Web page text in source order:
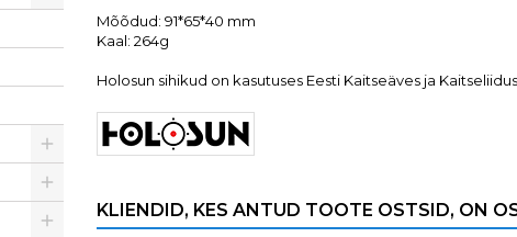
Mõõdud: 91*65*40 mm
Kaal: 264g
Holosun sihikud on kasutuses Eesti Kaitseäves ja
KLIENDID, KES ANTUD TOOTE OSTSID, ON